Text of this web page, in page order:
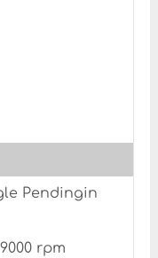
Pendingin
9000 rpm